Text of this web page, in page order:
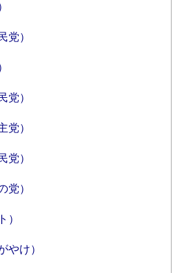
党）
党）
党）
党）
党）
）
やけ）